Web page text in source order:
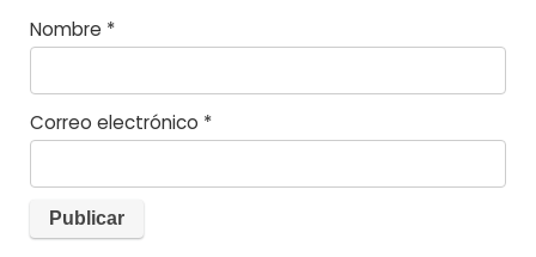
Nombre *
Correo electrónico *